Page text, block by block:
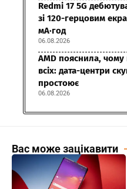
Redmi 17 5G
зі 120-герцовим
мА·год
06.08.2026
AMD пояснила, чому
всіх: дата-центри
простоює
06.08.2026
Вас може зацікавити